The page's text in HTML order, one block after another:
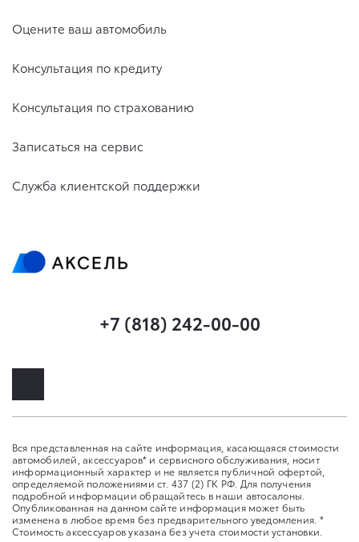
Оцените ваш автомобиль
Консультация по кредиту
Консультация по страхованию
Записаться на сервис
Служба клиентской поддержки
+7 (818) 242-00-00
Вся представленная на сайте информация, касающаяся стоимости
автомобилей, аксессуаров* и сервисного обслуживания, носит
информационный характер и не является публичной офертой,
определяемой положениями ст. 437 (2) ГК РФ. Для получения
подробной информации обращайтесь в наши автосалоны.
Опубликованная на данном сайте информация может быть
изменена в любое время без предварительного уведомления. *
Стоимость аксессуаров указана без учета стоимости установки.